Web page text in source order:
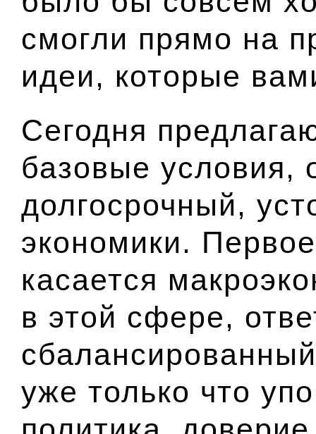
смогли прямо на
идеи, которые
Сегодня
базовые условия,
долгосрочный,
экономики.
касается
в этой сфере,
уже только что